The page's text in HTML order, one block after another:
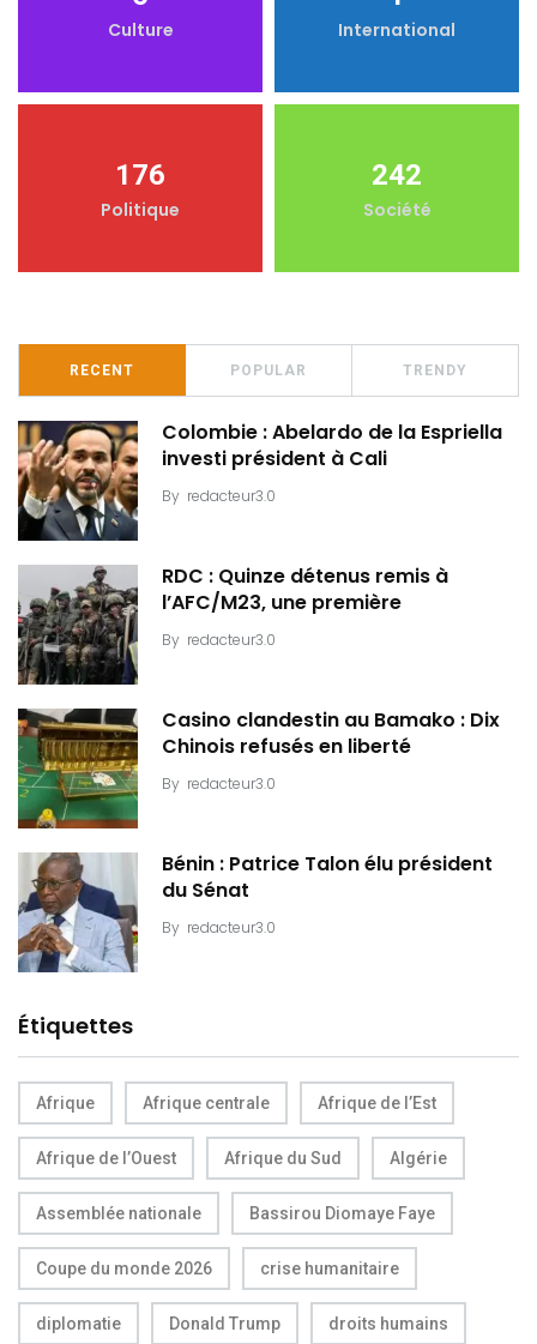
Culture International
176
Politique
242
Société
RECENT POPULAR TRENDY
Colombie : Abelardo de la Espriella
investi président à Cali
By redacteur3.0
RDC : Quinze détenus remis à
l’AFC/M23, une première
By redacteur3.0
Casino clandestin au Bamako : Dix
Chinois refusés en liberté
By redacteur3.0
Bénin : Patrice Talon élu président
du Sénat
By redacteur3.0
Étiquettes
Afrique Afrique centrale Afrique de l’Est
Afrique de l’Ouest Afrique du Sud Algérie
Assemblée nationale Bassirou Diomaye Faye
Coupe du monde 2026 crise humanitaire
diplomatie Donald Trump droits humains